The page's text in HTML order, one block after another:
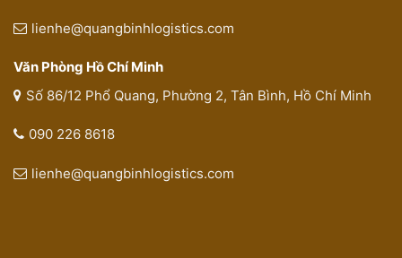
lienhe@quangbinhlogistics.com
Văn Phòng Hồ Chí Minh
Số 86/12 Phổ Quang, Phường 2, Tân Bình, Hồ Chí Minh
090 226 8618
lienhe@quangbinhlogistics.com